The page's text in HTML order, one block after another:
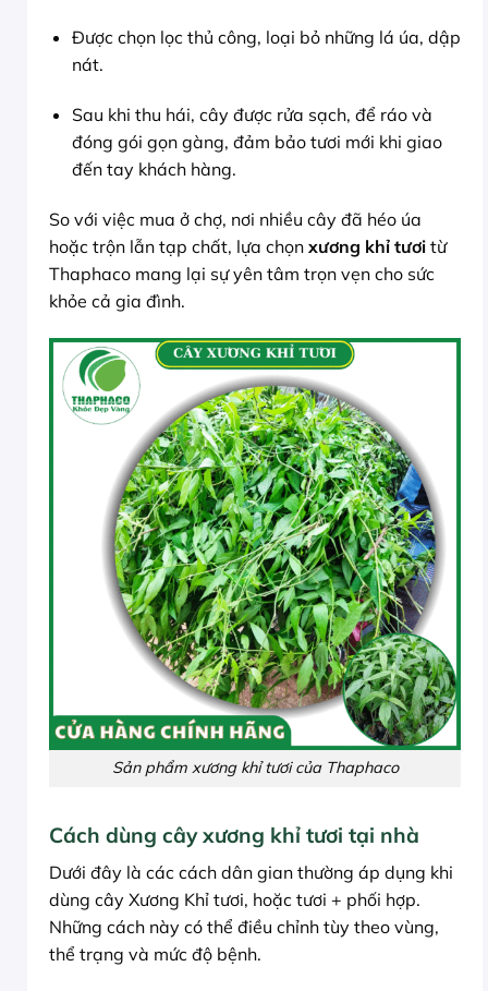
Được chọn lọc thủ công, loại bỏ những lá úa, dập
nát.
Sau khi thu hái, cây được rửa sạch, để ráo và
đóng gói gọn gàng, đảm bảo tươi mới khi giao
đến tay khách hàng.
So với việc mua ở chợ, nơi nhiều cây đã héo úa
hoặc trộn lẫn tạp chất, lựa chọn xương khỉ tươi từ
Thaphaco mang lại sự yên tâm trọn vẹn cho sức
khỏe cả gia đình.
Sản phẩm xương khỉ tươi của Thaphaco
Cách dùng cây xương khỉ tươi tại nhà
Dưới đây là các cách dân gian thường áp dụng khi
dùng cây Xương Khỉ tươi, hoặc tươi + phối hợp.
Những cách này có thể điều chỉnh tùy theo vùng,
thể trạng và mức độ bệnh.